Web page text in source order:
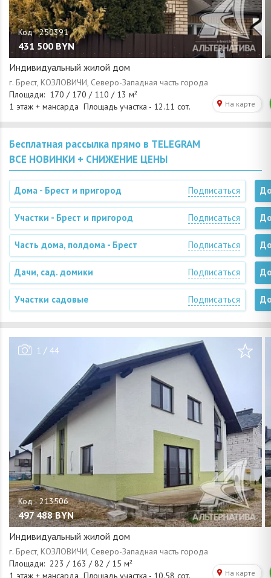
431 500 BYN
Индивидуальный жилой дом
Бесплатная рассылка прямо в TELEGRAM
ВСЕ НОВИНКИ + СНИЖЕНИЕ ЦЕНЫ
Дома - Брест и пригород Подписаться
Участки - Брест и пригород Подписаться
Часть дома, полдома - Брест Подписаться
Дачи, сад. домики Подписаться
Участки садовые Подписаться
1 / 44
497 488 BYN
Индивидуальный жилой дом